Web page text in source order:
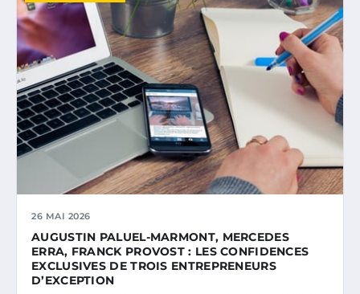
26 MAI 2026
AUGUSTIN PALUEL-MARMONT, MERCEDES
ERRA, FRANCK PROVOST : LES CONFIDENCES
EXCLUSIVES DE TROIS ENTREPRENEURS
D’EXCEPTION